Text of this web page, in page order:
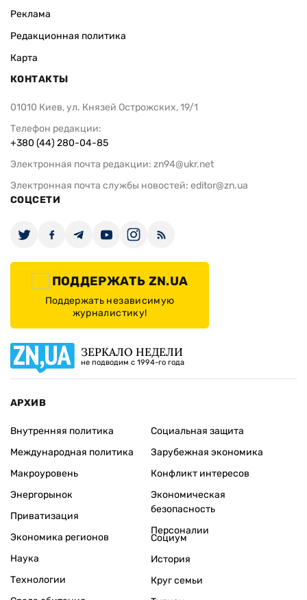
Реклама
Редакционная политика
Карта
КОНТАКТЫ
01010 Киев, ул. Князей Острожских, 19/1
Телефон редакции:
+380 (44) 280-04-85
Электронная почта редакции: zn94@ukr.net
Электронная почта службы новостей: editor@zn.ua
СОЦСЕТИ
ПОДДЕРЖАТЬ ZN.UA
Поддержать независимую
журналистику!
ЗЕРКАЛО НЕДЕЛИ
не подводим с 1994-го года
АРХИВ
Внутренняя политика
Международная политика
Макроуровень
Энергорынок
Приватизация
Экономика регионов
Социальная защита
Зарубежная экономика
Конфликт интересов
Экономическая
безопасность
Персоналии
Наука
Технологии
Социум
История
Круг семьи